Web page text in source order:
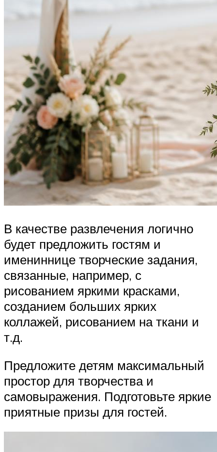
В качестве развлечения логично
будет предложить гостям и
имениннице творческие задания,
связанные, например, с
рисованием яркими красками,
созданием больших ярких
коллажей, рисованием на ткани и
т.д.
Предложите детям максимальный
простор для творчества и
самовыражения. Подготовьте яркие
приятные призы для гостей.